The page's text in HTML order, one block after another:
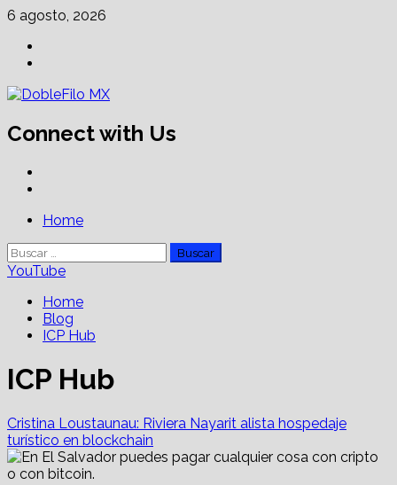
Skip
content
6 agosto, 2026
Connect with Us
PrimaryHome
Buscar:
YouTube
Home
Blog
ICP Hub
ICP Hub
Cristina Loustaunau: Riviera Nayarit alista hospedaje
turístico en blockchain